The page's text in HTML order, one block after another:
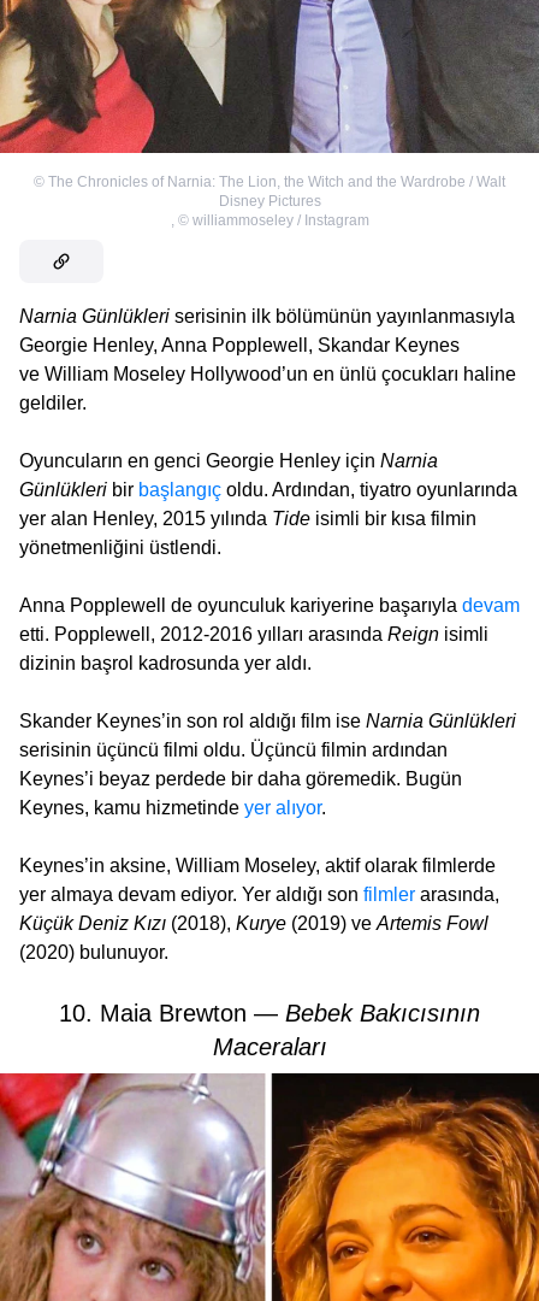
© The Chronicles of Narnia: The Lion, the Witch and the Wardrobe / Walt
Disney Pictures
, © williammoseley / Instagram
Narnia Günlükleri serisinin ilk bölümünün yayınlanmasıyla
Georgie Henley, Anna Popplewell, Skandar Keynes
ve William Moseley Hollywood’un en ünlü çocukları haline
geldiler.
Oyuncuların en genci Georgie Henley için Narnia
Günlükleri bir başlangıç oldu. Ardından, tiyatro oyunlarında
yer alan Henley, 2015 yılında Tide isimli bir kısa filmin
yönetmenliğini üstlendi.
Anna Popplewell de oyunculuk kariyerine başarıyla devam
etti. Popplewell, 2012-2016 yılları arasında Reign isimli
dizinin başrol kadrosunda yer aldı.
Skander Keynes’in son rol aldığı film ise Narnia Günlükleri
serisinin üçüncü filmi oldu. Üçüncü filmin ardından
Keynes’i beyaz perdede bir daha göremedik. Bugün
Keynes, kamu hizmetinde yer alıyor.
Keynes’in aksine, William Moseley, aktif olarak filmlerde
yer almaya devam ediyor. Yer aldığı son filmler arasında,
Küçük Deniz Kızı (2018), Kurye (2019) ve Artemis Fowl
(2020) bulunuyor.
10. Maia Brewton — Bebek Bakıcısının
Maceraları